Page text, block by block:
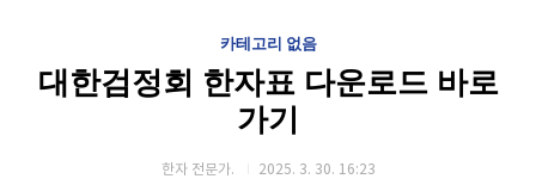
카테고리 없음
대한검정회 한자표 다운로드 바로
가기
한자 전문가. 2025. 3. 30. 16:23